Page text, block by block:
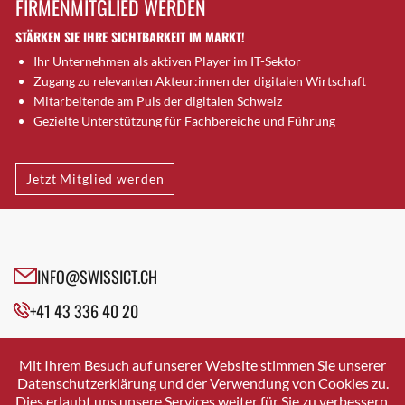
Brugg AG
Brütten
Bubendorf
Bubikon
Buchs (SG)
Bäretswil
Bülach
Cazis
Crissier
Davos Platz
Dierikon
Dietikon
FIRMENMITGLIED WERDEN
STÄRKEN SIE IHRE SICHTBARKEIT IM MARKT!
Ihr Unternehmen als aktiven Player im IT-Sektor
Zugang zu relevanten Akteur:innen der digitalen Wirtschaft
Mitarbeitende am Puls der digitalen Schweiz
Gezielte Unterstützung für Fachbereiche und Führung
Jetzt Mitglied werden
INFO@SWISSICT.CH
+41 43 336 40 20
SWISSICT
VULKANSTRASSE 120
8048 ZURICH
Mit Ihrem Besuch auf unserer Website stimmen Sie unserer
Datenschutzerklärung und der Verwendung von Cookies zu.
Dies erlaubt uns unsere Services weiter für Sie zu verbessern.